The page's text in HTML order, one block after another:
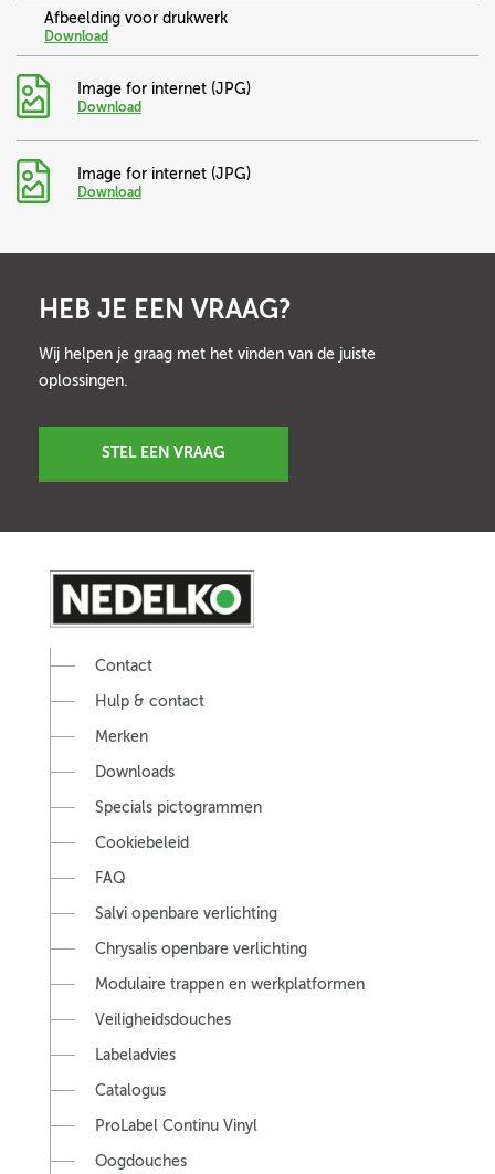
Afbeelding voor drukwerk
Download
Image for internet (JPG)
Download
Image for internet (JPG)
Download
HEB JE EEN VRAAG?
Wij helpen je graag met het vinden van de juiste
oplossingen.
STEL EEN VRAAG
Contact
Hulp & contact
Merken
Downloads
Specials pictogrammen
Cookiebeleid
FAQ
Salvi openbare verlichting
Chrysalis openbare verlichting
Modulaire trappen en werkplatformen
Veiligheidsdouches
Labeladvies
Catalogus
ProLabel Continu Vinyl
Oogdouches